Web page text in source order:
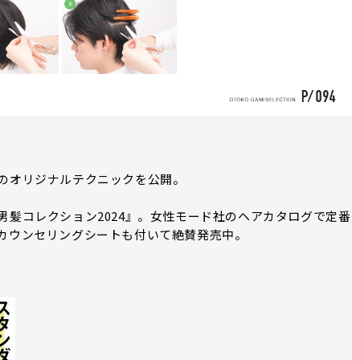
リジナルテクニックを公開。
髪コレクション2024』。女性モード社のヘアカタログで定
ンセリングシートも付いて絶賛発売中。